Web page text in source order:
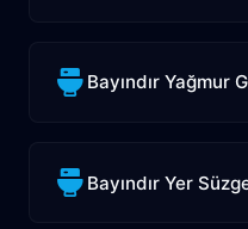
Bayındır Yağmur
Bayındır Yer